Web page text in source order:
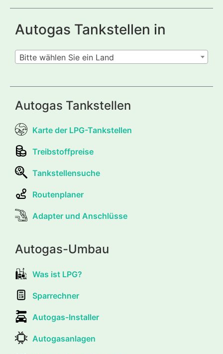
Autogas Tankstellen in
Bitte wählen Sie ein Land
Autogas Tankstellen
Karte der LPG-Tankstellen
Treibstoffpreise
Tankstellensuche
Routenplaner
Adapter und Anschlüsse
Autogas-Umbau
Was ist LPG?
Sparrechner
Autogas-Installer
Autogasanlagen